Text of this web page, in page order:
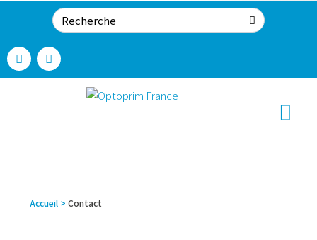
Accueil> Contact